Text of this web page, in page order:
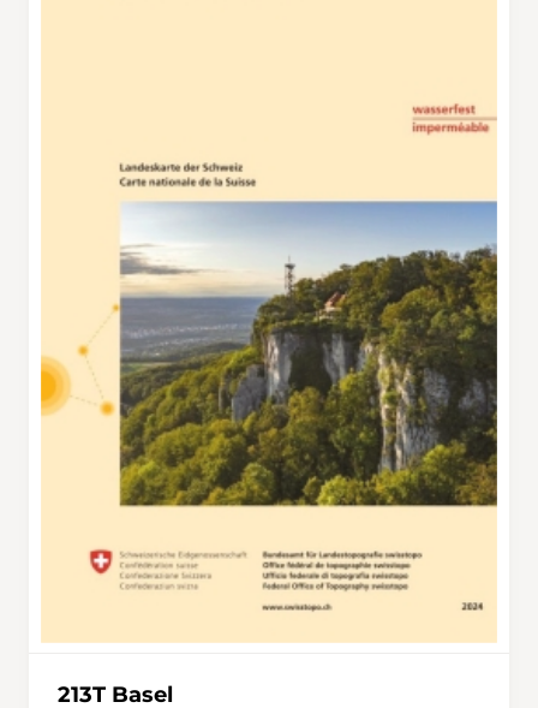
du sel: le sel gemme est extrait à Zinggibrunn,
profondeur, où il est mélangé à d’autres
roches, ce qui explique sa couleur grisâtre. Le
«trouble» ou «sale». Enfin, le moment tant
attendu par les enfants est arrivé: près des trois
ruines du Wartenberg, hautes tours, couloirs
sombres et murs élevés leur permettent de
rêver au monde des chevaliers et des nobles
dames.
213T Basel